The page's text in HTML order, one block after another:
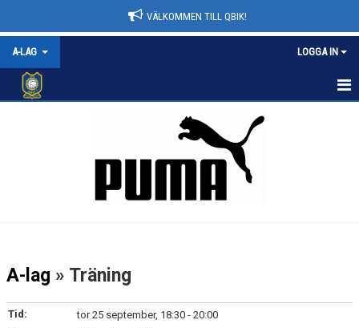
VÄLKOMMEN TILL QBIK!
A-LAG LOGGA IN
BILDGALLERI
A-lag » Träning
Tid:
tor 25 september, 18:30 - 20:00